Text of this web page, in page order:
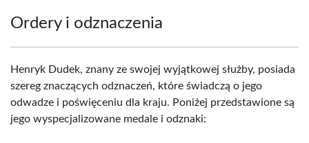
Ordery i odznaczenia
Henryk Dudek, znany ze swojej wyjątkowej służby, posiada
szereg znaczących odznaczeń, które świadczą o jego
odwadze i poświęceniu dla kraju. Poniżej przedstawione są
jego wyspecjalizowane medale i odznaki: